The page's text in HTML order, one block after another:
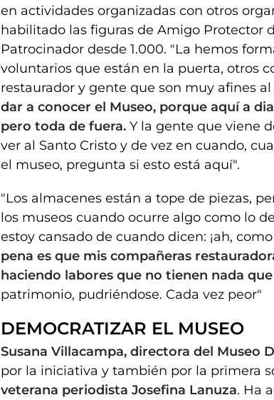
en actividades organizadas con otros
habilitado las figuras de Amigo Protector
Patrocinador desde 1.000. "La hemos
voluntarios que están en la puerta, otros
restaurador y gente que son muy afines al
dar a conocer el Museo, porque aquí a
pero toda de fuera. Y la gente que viene
ver al Santo Cristo y de vez en cuando,
el museo, pregunta si esto está aquí".
"Los almacenes están a tope de piezas,
los museos cuando ocurre algo como lo
estoy cansado de cuando dicen: ¡ah,
pena es que mis compañeras
haciendo labores que no tienen nada
patrimonio, pudriéndose. Cada vez peor"
DEMOCRATIZAR EL MUSEO
Susana Villacampa, directora del Museo
por la iniciativa y también por la primera
veterana periodista Josefina Lanuza. Ha